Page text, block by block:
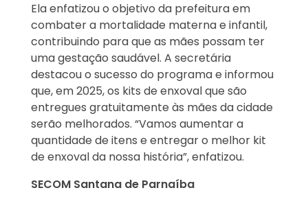
Ela enfatizou o objetivo da prefeitura em
combater a mortalidade materna e infantil,
contribuindo para que as mães possam ter
uma gestação saudável. A secretária
destacou o sucesso do programa e informou
que, em 2025, os kits de enxoval que são
entregues gratuitamente às mães da cidade
serão melhorados. “Vamos aumentar a
quantidade de itens e entregar o melhor kit
de enxoval da nossa história”, enfatizou.
SECOM Santana de Parnaíba